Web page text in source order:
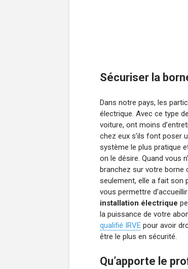
Sécuriser la
Dans notre pays, les
électrique. Avec ce type
voiture, ont moins
chez eux s’ils font poser
système le plus pratique
on le désire. Quand vous
branchez sur votre borne
seulement, elle a fait son
vous permettre
installation électrique
la puissance de votre
qualifié IRVE pour avoir
être le plus en sécurité.
Qu’apporte le